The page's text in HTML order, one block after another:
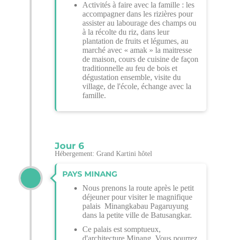
Activités à faire avec la famille : les
accompagner dans les rizières pour
assister au labourage des champs ou
à la récolte du riz, dans leur
plantation de fruits et légumes, au
marché avec « amak » la maitresse
de maison, cours de cuisine de façon
traditionnelle au feu de bois et
dégustation ensemble, visite du
village, de l'école, échange avec la
famille.
Jour 6
Hébergement: Grand Kartini hôtel
PAYS MINANG
Nous prenons la route après le petit
déjeuner pour visiter le magnifique
palais Minangkabau Pagaruyung
dans la petite ville de Batusangkar.
Ce palais est somptueux,
d'architecture Minang. Vous pourrez